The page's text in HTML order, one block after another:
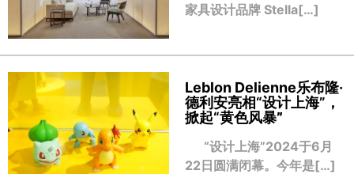
家具设计品牌 Stella[…]
Leblon Delienne乐布隆·
德利安亮相“设计上海”，
掀起“黄色风暴”
“设计上海”2024于6月
22日圆满闭幕。今年是[…]